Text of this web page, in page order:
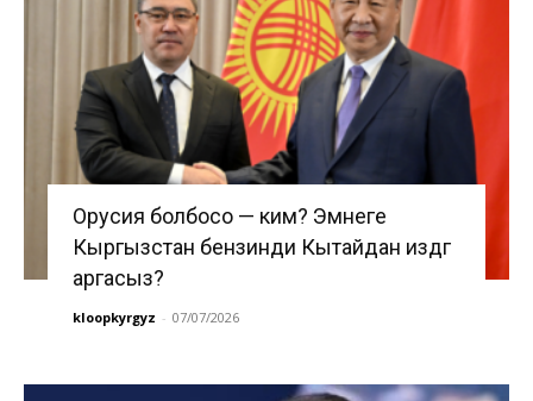
Орусия болбосо — ким? Эмнеге
Кыргызстан бензинди Кытайдан издөөгө
аргасыз?
kloopkyrgyz - 07/07/2026